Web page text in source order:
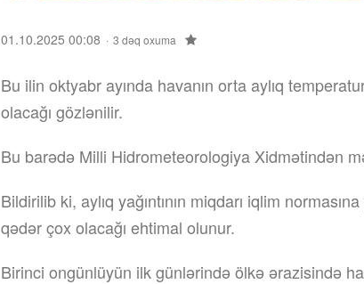
01.10.2025 00:08 3 dəq oxuma
Bu ilin oktyabr ayında havanın orta aylıq
olacağı gözlənilir.
Bu barədə Milli Hidrometeorologiya Xidmətindən
Bildirilib ki, aylıq yağıntının miqdarı iqlim
qədər çox olacağı ehtimal olunur.
Birinci ongünlüyün ilk günlərində ölkə ərazisində